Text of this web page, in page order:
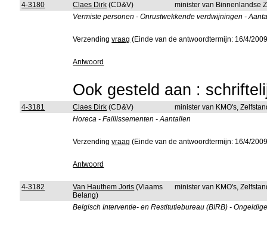
4-3180 Claes Dirk (CD&V)
minister van Binnenlandse
Vermiste personen - Onrustwekkende verdwijningen -
Verzendingvraag (Einde van de antwoordtermijn: 16/4/
Antwoord
Ook gesteld aan :
4-3181 Claes Dirk (CD&V)
minister van KMO's,
Horeca - Faillissementen - Aantallen
Verzendingvraag (Einde van de antwoordtermijn: 16/4/
Antwoord
4-3182 Van Hauthem Joris (Vlaams
Belang)
minister van KMO's,
Belgisch Interventie- en Restitutiebureau (BIRB) -